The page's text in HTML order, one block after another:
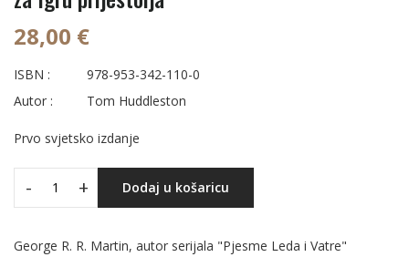
28,00 €
ISBN :
978-953-342-110-0
Autor :
Tom Huddleston
Prvo svjetsko izdanje
- + Dodaj u košaricu
George R. R. Martin, autor serijala "Pjesme Leda i Vatre"